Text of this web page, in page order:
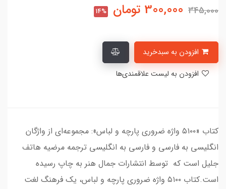
345,000
300,000 تومان 14%
کتاب «۵۱۰۰ واژه ضروری پارچه و لباس»: مجموعه‌ای از واژگان
انگلیسی به فارسی و فارسی به انگلیسی ترجمه مرضیه هاتف
جلیل است که توسط انتشارات جمال هنر به چاپ رسیده
است.کتاب ۵۱۰۰ واژه ضروری پارچه و لباس، یک فرهنگ لغت